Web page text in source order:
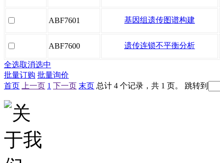
ABF7601 基因组遗传图谱构建
ABF7600 遗传连锁不平衡分析
全选取消选中
批量订购 批量询价
首页
上一页 1 下一页 末页 总计 4 个记录，共 1 页。 跳转到